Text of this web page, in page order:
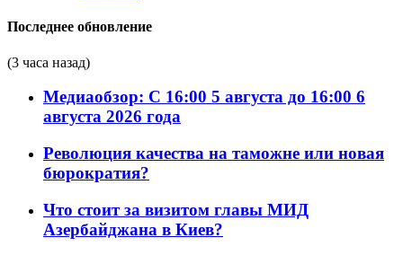
Последнее обновление
(3 часа назад)
Медиаобзор: С 16:00 5 августа до 16:00 6
августа 2026 года
Революция качества на таможне или новая
бюрократия?
Что стоит за визитом главы МИД
Азербайджана в Киев?